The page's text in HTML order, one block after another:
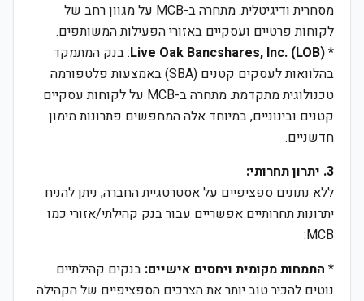
מסחרית ודיגיטלית. מתחרה ב-MCB על מגוון רחב של
לקוחות פרטיים ועסקיים באזורי הפעילות המשותפים.
*
Live Oak Bancshares, Inc. (LOB): בנק המתמקד
בהלוואות לעסקים קטנים (SBA) באמצעות פלטפורמה
טכנולוגית מתקדמת. מתחרה ב-MCB על לקוחות עסקיים
קטנים ובינוניים, במיוחד אלה המחפשים פתרונות מימון
חדשניים.
3. יתרון תחרותי:
ללא נתונים ספציפיים על אסטרטגיית החברה, ניתן להניח
יתרונות תחרותיים אפשריים עבור בנק קהילתי/אזורי כמו
MCB:
* התמחות מקומית ויחסים אישיים: בנקים קהילתיים
נוטים להכיר טוב יותר את הצרכים הספציפיים של הקהילה